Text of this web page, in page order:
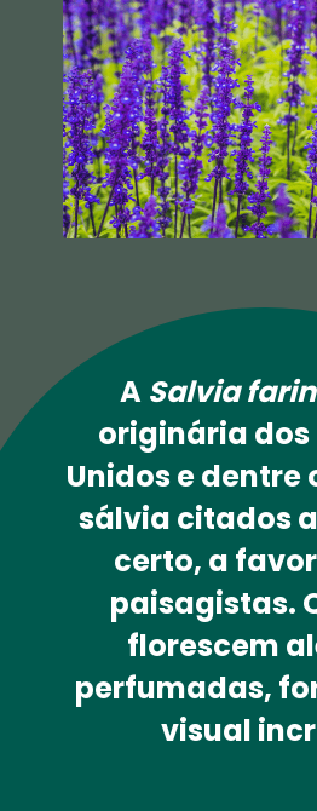
A Salvia
originária dos
Unidos e dentre
sálvia citados
certo, a
paisagistas.
florescem
perfumadas,
visual